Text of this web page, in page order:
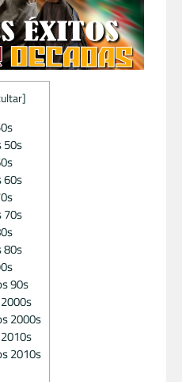
]
50s
60s
70s
80s
90s
2000s
2010s